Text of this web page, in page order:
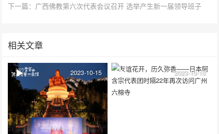
下一篇：广西佛教第六次代表会议召开 选举产生新一届领导班子
相关文章
2023-10-15 2023-10-15